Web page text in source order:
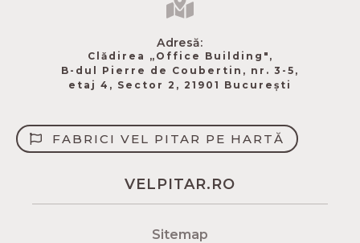
Adresă:
Clădirea „Office Building",
B-dul Pierre de Coubertin​, nr. 3-5,
etaj 4, Sector 2, 21901 București
FABRICI VEL PITAR PE HARTĂ
VELPITAR.RO
Sitemap